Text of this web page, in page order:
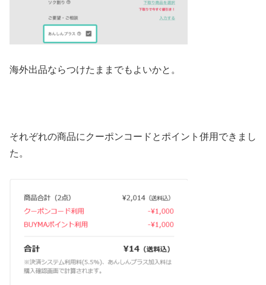
海外出品ならつけたままでもよいかと。
それぞれの商品にクーポンコードとポイント併用できまし
た。